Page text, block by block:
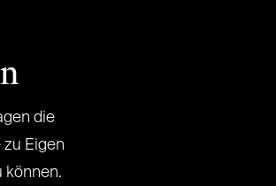
die
Eigen
können.